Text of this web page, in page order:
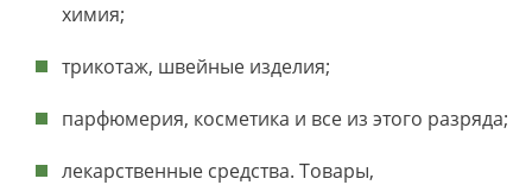
химия;
трикотаж, швейные изделия;
парфюмерия, косметика и все из этого разряда;
лекарственные средства. Товары,